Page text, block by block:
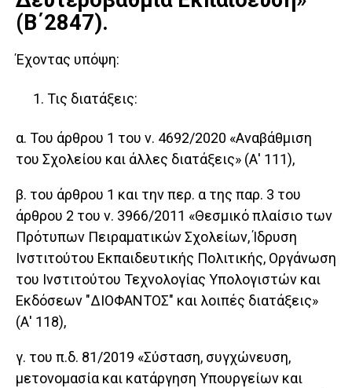
(Β΄2847).
Έχοντας υπόψη:
Τις διατάξεις:
α. Του άρθρου 1 του ν. 4692/2020 «Αναβάθμιση
του Σχολείου και άλλες διατάξεις» (Α' 111),
β. του άρθρου 1 και την περ. α της παρ. 3 του
άρθρου 2 του ν. 3966/2011 «Θεσμικό πλαίσιο των
Πρότυπων Πειραματικών Σχολείων, Ίδρυση
Ινστιτούτου Εκπαιδευτικής Πολιτικής, Οργάνωση
του Ινστιτούτου Τεχνολογίας Υπολογιστών και
Εκδόσεων "ΔΙΟΦΑΝΤΟΣ" και λοιπές διατάξεις»
(Α' 118),
γ. του π.δ. 81/2019 «Σύσταση, συγχώνευση,
μετονομασία και κατάργηση Υπουργείων και